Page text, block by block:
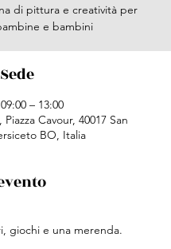
di pittura e creatività per
e bambini
– 13:00
Piazza Cavour, 40017 San
BO, Italia
giochi e una merenda.